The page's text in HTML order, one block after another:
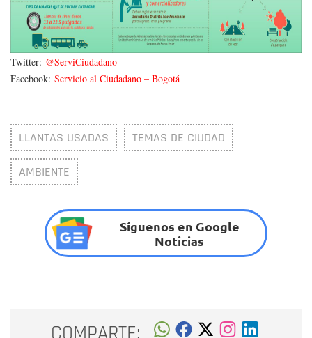
Twitter: @ServiCiudadano
Facebook: Servicio al Ciudadano – Bogotá
LLANTAS USADAS TEMAS DE CIUDAD
AMBIENTE
Síguenos en Google
Noticias